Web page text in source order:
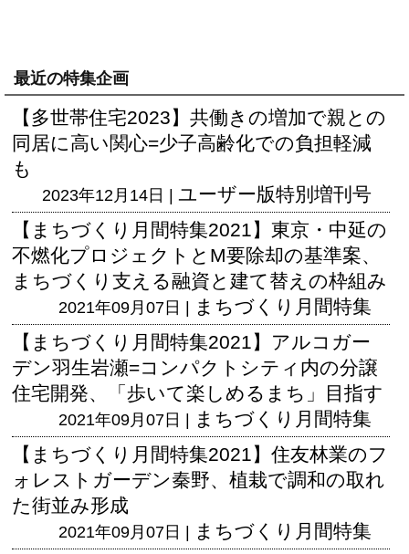
最近の特集企画
【多世帯住宅2023】共働きの増加で親との
同居に高い関心=少子高齢化での負担軽減
も
2023年12月14日 | ユーザー版特別増刊号
【まちづくり月間特集2021】東京・中延の
不燃化プロジェクトとM要除却の基準案、
まちづくり支える融資と建て替えの枠組み
2021年09月07日 | まちづくり月間特集
【まちづくり月間特集2021】アルコガー
デン羽生岩瀬=コンパクトシティ内の分譲
住宅開発、「歩いて楽しめるまち」目指す
2021年09月07日 | まちづくり月間特集
【まちづくり月間特集2021】住友林業のフ
ォレストガーデン秦野、植栽で調和の取れ
た街並み形成
2021年09月07日 | まちづくり月間特集